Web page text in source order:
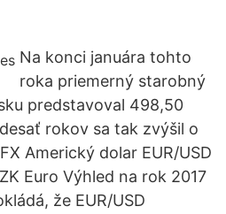
Na konci januára tohto
roka priemerný starobný
predstavoval 498,50
rokov sa tak zvýšil o
Americký dolar EUR/USD
Euro Výhled na rok 2017
že EUR/USD